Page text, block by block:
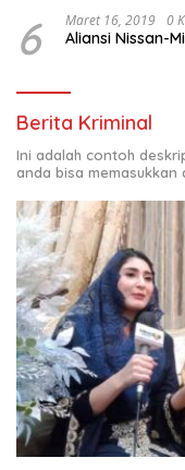
6 Maret 16, 2019 0
Aliansi Nissan-
Berita Kriminal
Ini adalah contoh
anda bisa memasukkan